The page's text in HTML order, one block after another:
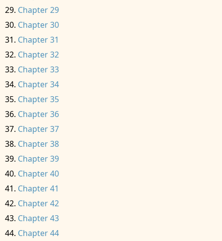
Chapter 29
Chapter 30
Chapter 31
Chapter 32
Chapter 33
Chapter 34
Chapter 35
Chapter 36
Chapter 37
Chapter 38
Chapter 39
Chapter 40
Chapter 41
Chapter 42
Chapter 43
Chapter 44